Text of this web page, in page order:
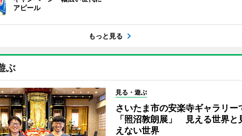
アピール
もっと見る
ぶ
見る・遊ぶ
さいたま市の安楽寺ギャラリー
「照沼敦朗展」 見える世界と
えない世界